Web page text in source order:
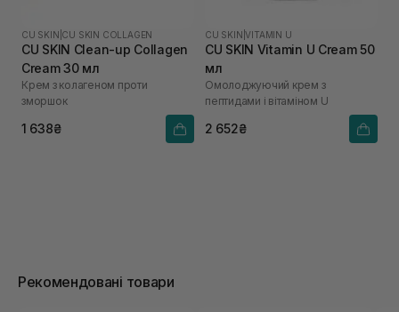
CU SKIN CU SKIN COLLAGEN
CU SKIN Clean-up Collagen
Cream 30 мл
Крем з колагеном проти
зморшок
1 638₴
CU SKIN |VITAMIN U
CU SKIN Vitamin U Cream 50
мл
Омолоджуючий крем з
пептидами і вітаміном U
2 652₴
Рекомендовані товари